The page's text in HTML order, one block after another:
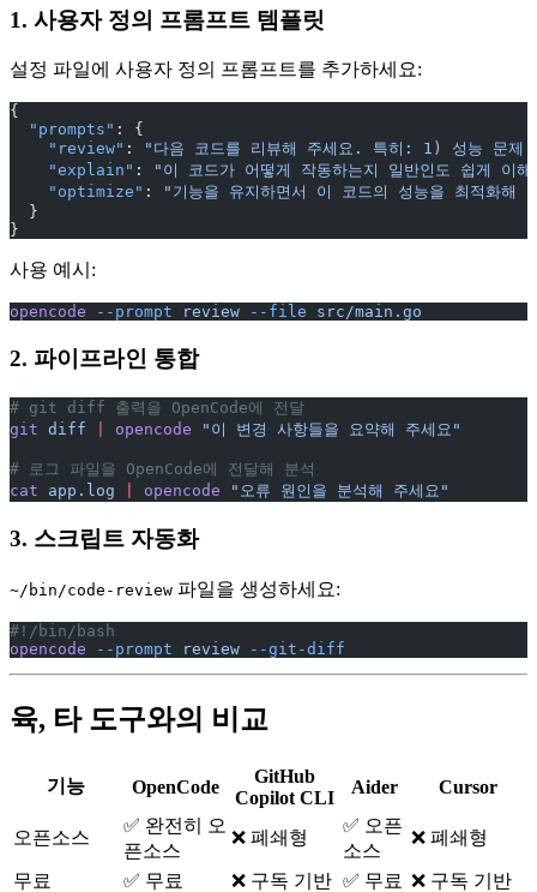
1. 사용자 정의 프롬프트 템플릿
설정 파일에 사용자 정의 프롬프트를 추가하세요:
{
  "prompts"
: {
    "review"
:
"다음 코드를 리뷰해 주세요. 특히: 1) 성능 문제
    "explain"
:
"이 코드가 어떻게 작동하는지 일반인도 쉽게 이
    "optimize"
:
"기능을 유지하면서 이 코드의 성능을 최적화해
  }
}
사용 예시:
opencode --prompt review --file src/main.go
2. 파이프라인 통합
# git diff 출력을 OpenCode에 전달
git diff opencode "이 변경 사항들을 요약해 주세요"
# 로그 파일을 OpenCode에 전달해 분석
cat app.log opencode "오류 원인을 분석해 주세요"
3. 스크립트 자동화
~/bin/code-review 파일을 생성하세요:
#!/bin/bash
opencode --prompt review --git-diff
육, 타 도구와의 비교
기능 OpenCode
GitHub
Copilot CLI
Aider Cursor
오픈소스
✅ 완전히 오
픈소스
❌ 폐쇄형
✅ 오픈
소스
❌ 폐쇄형
무료 ✅ 무료 ❌ 구독 기반 ✅ 무료 ❌ 구독 기반